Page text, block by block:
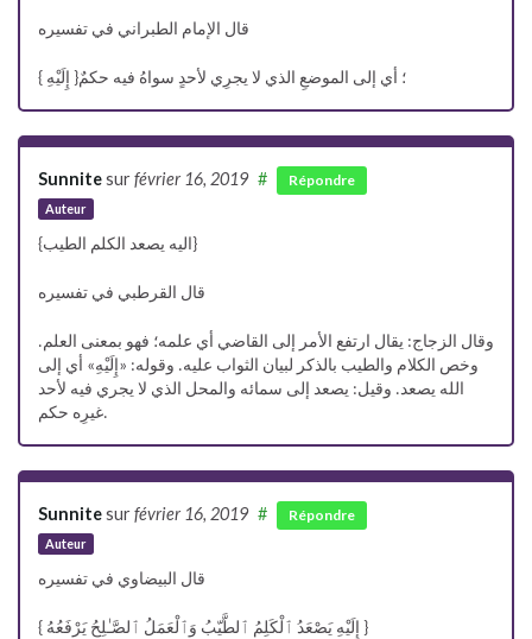
قال الإمام الطبراني في تفسيره
{ إِلَيْهِ }؛ أي إلى الموضعِ الذي لا يجرِي لأحدٍ سواهُ فيه حكمٌ
Sunnitesur février 16, 2019
Auteur
# Répondre
{اليه يصعد الكلم الطيب}
قال القرطبي في تفسيره
وقال الزجاج: يقال ارتفع الأمر إلى القاضي أي علمه؛ فهو بمعنى العلم.
وخص الكلام والطيب بالذكر لبيان الثواب عليه. وقوله: «إِلَيْهِ» أي إلى
الله يصعد. وقيل: يصعد إلى سمائه والمحل الذي لا يجري فيه لأحد
غيرِه حكم.
Sunnitesur février 16, 2019
Auteur
# Répondre
قال البيضاوي في تفسيره
{ إِلَيْهِ يَصْعَدُ ٱلْكَلِمُ ٱلطَّيّبُ وَٱلْعَمَلُ ٱلصَّـٰلِحُ يَرْفَعُهُ }